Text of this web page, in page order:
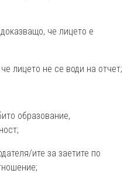
че лицето е
лицето не се води на отчет;
образование,
ите за заетите по